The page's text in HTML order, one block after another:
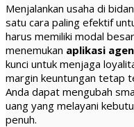
Menjalankan usaha di
satu cara paling efektif
harus memiliki modal
menemukan aplikasi
kunci untuk menjaga
margin keuntungan tetap
Anda dapat mengubah
uang yang melayani
penuh.